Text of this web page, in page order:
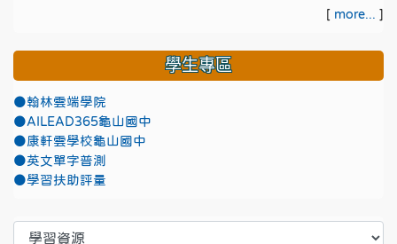
[ more... ]
學生專區
●翰林雲端學院
●AILEAD365龜山國中
●康軒雲學校龜山國中
●英文單字普測
●學習扶助評量